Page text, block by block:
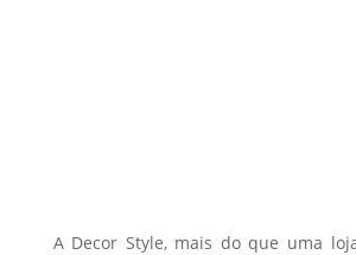
A Decor Style, mais do que uma